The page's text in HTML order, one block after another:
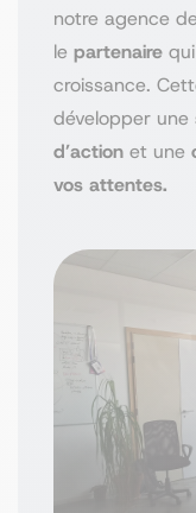
notre agence
le partenaire
croissance.
développer une
d’action et une
vos attentes.